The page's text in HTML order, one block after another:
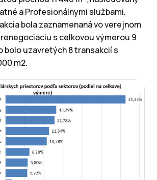
a Profesionálnymi službami.
bola zaznamenaná vo verejnom
s celkovou výmerou 9
bolo uzavretých 8 transakcií s
m2.